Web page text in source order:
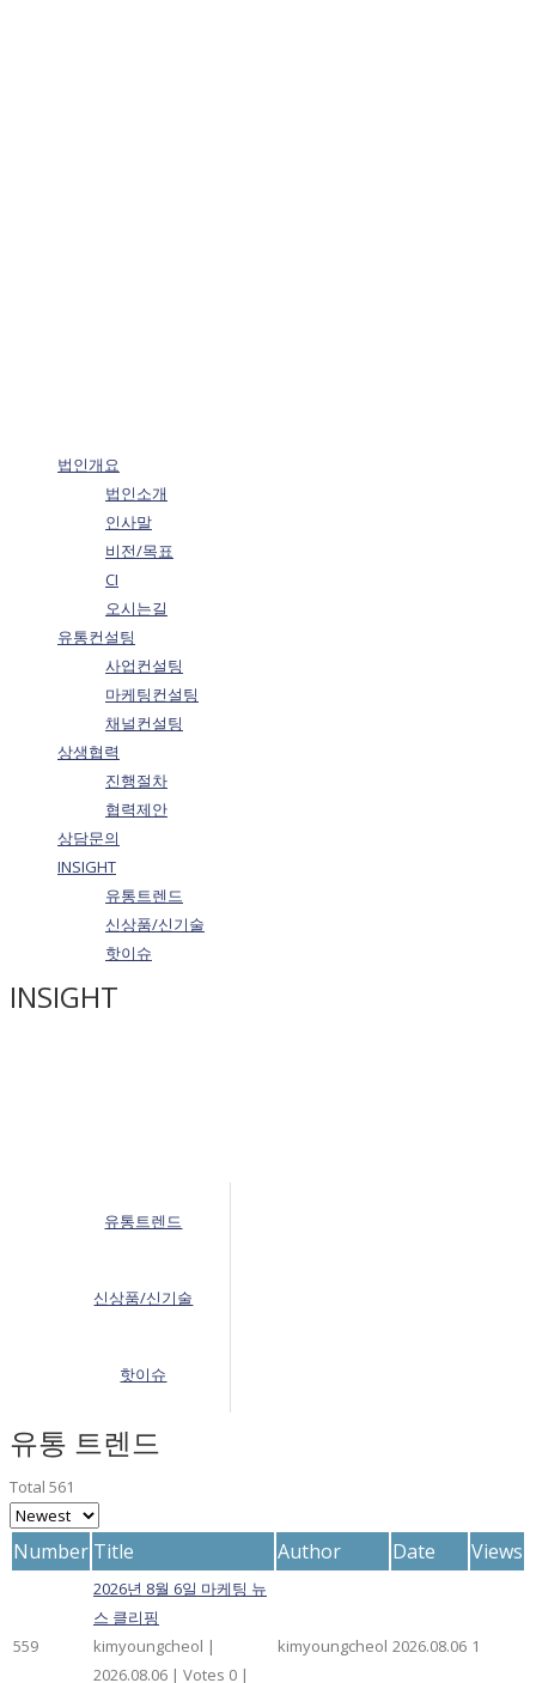
법인개요
법인소개
인사말
비전/목표
CI
오시는길
유통컨설팅
사업컨설팅
마케팅컨설팅
채널컨설팅
상생협력
진행절차
협력제안
상담문의
INSIGHT
유통트렌드
신상품/신기술
핫이슈
INSIGHT
유통트렌드
신상품/신기술
핫이슈
유통 트렌드
Total 561
Number Title Author Date Views
559
2026년 8월 6일 마케팅 뉴
스 클리핑
kimyoungcheol |
2026.08.06 | Votes 0 |
kimyoungcheol 2026.08.06 1